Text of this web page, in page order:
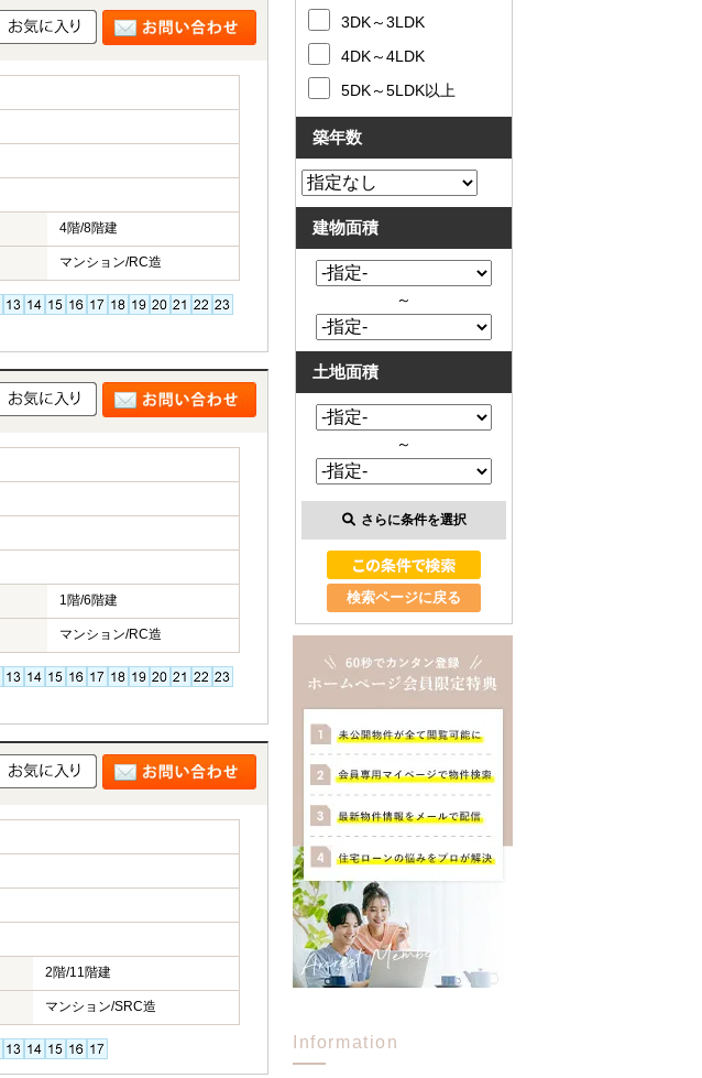
4階/8階建
マンション/RC造
1階/6階建
マンション/RC造
2階/11階建
マンション/SRC造
3DK～3LDK
4DK～4LDK
5DK～5LDK以上
築年数
建物面積
～
土地面積
～
さらに条件を選択
検索ページに戻る
Information